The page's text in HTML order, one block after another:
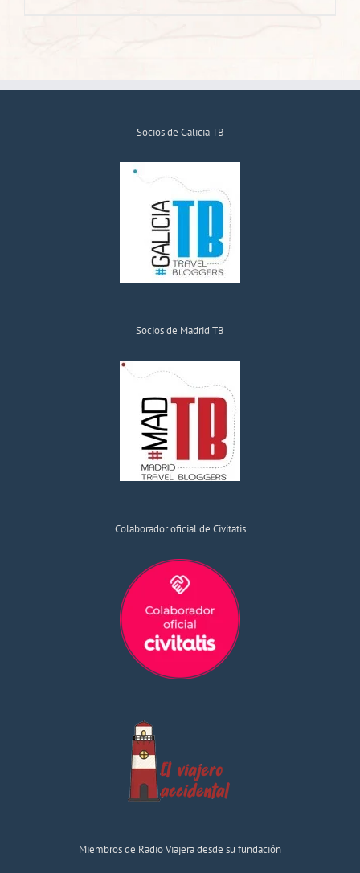
Socios de Galicia TB
Socios de Madrid TB
Colaborador oficial de Civitatis
Miembros de Radio Viajera desde su fundación